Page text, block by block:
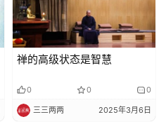
禅的高级状态是智慧
0 0 0
三三两两 2025年3月6日